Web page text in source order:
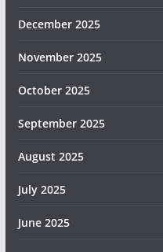
December 2025
November 2025
October 2025
September 2025
August 2025
July 2025
June 2025